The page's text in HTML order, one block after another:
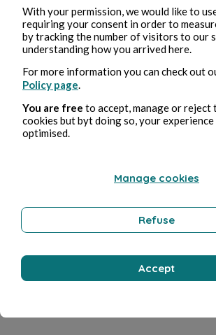
With your permission, we would like to
requiring your consent in order to
by tracking the number of visitors to our
understanding how you arrived here.
For more information you can check out
Policy page.
You are free to accept, manage or reject
cookies but byt doing so, your
optimised.
Manage cookies
Refuse
Accept